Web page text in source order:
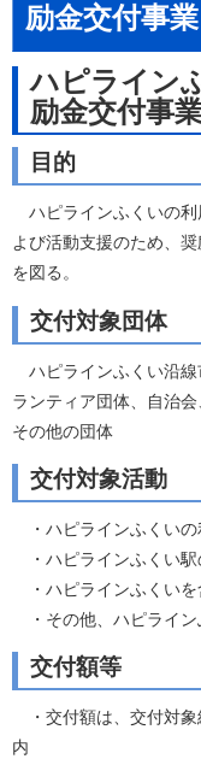
励金交付事業
ハピライン
励金交付事
目的
ハピラインふくいの利
よび活動支援のため、
を図る。
交付対象団体
ハピラインふくい沿線
ランティア団体、自治
その他の団体
交付対象活動
・ハピラインふくいの
・ハピラインふくい駅
・ハピラインふくいを
・その他、ハピライン
交付額等
・交付額は、交付対象
内